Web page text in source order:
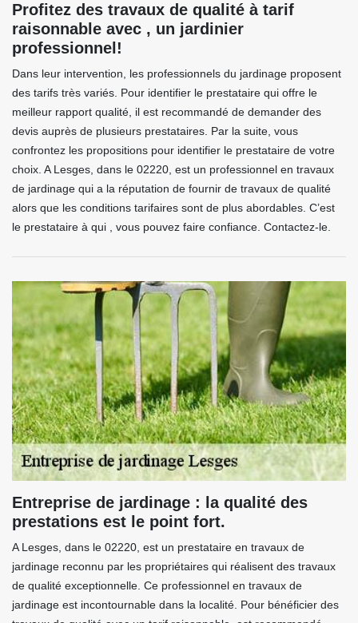
Profitez des travaux de qualité à tarif
raisonnable avec , un jardinier
professionnel!
Dans leur intervention, les professionnels du jardinage proposent
des tarifs très variés. Pour identifier le prestataire qui offre le
meilleur rapport qualité, il est recommandé de demander des
devis auprès de plusieurs prestataires. Par la suite, vous
confrontez les propositions pour identifier le prestataire de votre
choix. A Lesges, dans le 02220, est un professionnel en travaux
de jardinage qui a la réputation de fournir de travaux de qualité
alors que les conditions tarifaires sont de plus abordables. C’est
le prestataire à qui , vous pouvez faire confiance. Contactez-le.
Entreprise de jardinage : la qualité des
prestations est le point fort.
A Lesges, dans le 02220, est un prestataire en travaux de
jardinage reconnu par les propriétaires qui réalisent des travaux
de qualité exceptionnelle. Ce professionnel en travaux de
jardinage est incontournable dans la localité. Pour bénéficier des